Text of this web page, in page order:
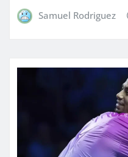
Samuel Rodriguez